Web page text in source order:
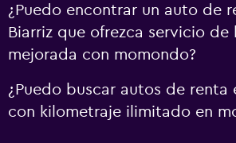
¿Puedo encontrar un auto de
Biarriz que ofrezca servicio de
mejorada con momondo?
¿Puedo buscar autos de renta
con kilometraje ilimitado en